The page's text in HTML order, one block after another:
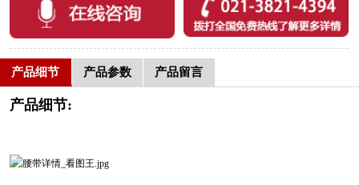
产品细节 产品参数 产品留言
产品细节: